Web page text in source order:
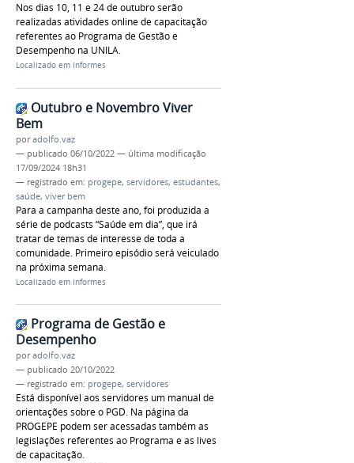
Nos dias 10, 11 e 24 de outubro serão
realizadas atividades online de capacitação
referentes ao Programa de Gestão e
Desempenho na UNILA.
Localizado em Informes
Outubro e Novembro Viver
Bem
poradolfo.vaz
— publicado 06/10/2022 — última modificação
17/09/2024 18h31
— registrado em: progepe, servidores, estudantes,
saúde, viver bem
Para a campanha deste ano, foi produzida a
série de podcasts “Saúde em dia”, que irá
tratar de temas de interesse de toda a
comunidade. Primeiro episódio será veiculado
na próxima semana.
Localizado em Informes
Programa de Gestão e
Desempenho
poradolfo.vaz
— publicado 20/10/2022
— registrado em: progepe, servidores
Está disponível aos servidores um manual de
orientações sobre o PGD. Na página da
PROGEPE podem ser acessadas também as
legislações referentes ao Programa e as lives
de capacitação.